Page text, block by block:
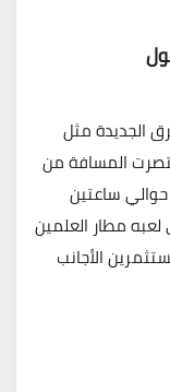
الجديدة مثل
المسافة من
ساعتين
لعبهمطار العلمين
الأجانب